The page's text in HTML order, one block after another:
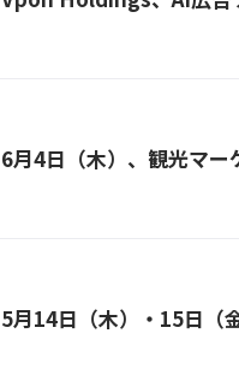
6月4日（木）、観光マー
5月14日（木）・15日（